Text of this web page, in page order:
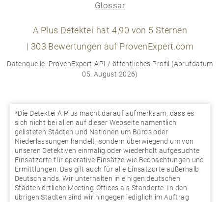
Glossar
A Plus Detektei hat 4,90 von 5 Sternen
303 Bewertungen auf ProvenExpert.com
Datenquelle: ProvenExpert-API / öffentliches Profil (Abrufdatum
05. August 2026)
*Die Detektei A Plus macht darauf aufmerksam, dass es
sich nicht bei allen auf dieser Webseite namentlich
gelisteten Städten und Nationen um Büros oder
Niederlassungen handelt, sondern überwiegend um von
unseren Detektiven einmalig oder wiederholt aufgesuchte
Einsatzorte für operative Einsätze wie Beobachtungen und
Ermittlungen. Das gilt auch für alle Einsatzorte außerhalb
Deutschlands. Wir unterhalten in einigen deutschen
Städten örtliche Meeting-Offices als Standorte. In den
übrigen Städten sind wir hingegen lediglich im Auftrag